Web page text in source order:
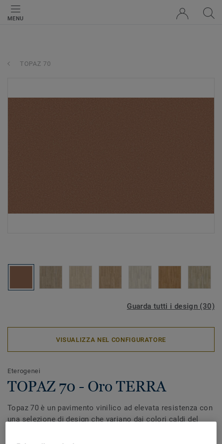
MENU
TOPAZ 70
Guarda tutti i design (30)
VISUALIZZA NEL CONFIGURATORE
Eterogenei
TOPAZ 70 - Oro TERRA
Topaz 70 è un pavimento vinilico ad elevata resistenza con
una selezione di design che variano dai colori caldi del
dall'atmosfera confortevole e rilassante. Ideale per le aree